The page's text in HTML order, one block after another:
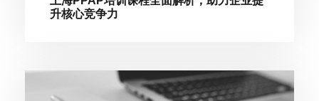
升核心竞争力